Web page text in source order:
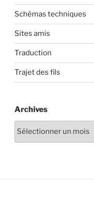
Schémas techniques
Sites amis
Traduction
Trajet des fils
Archives
Archives